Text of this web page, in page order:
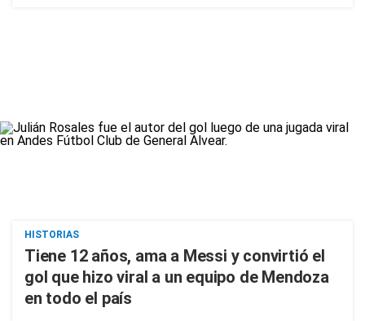
HISTORIAS
Tiene 12 años, ama a Messi y convirtió el
gol que hizo viral a un equipo de Mendoza
en todo el país